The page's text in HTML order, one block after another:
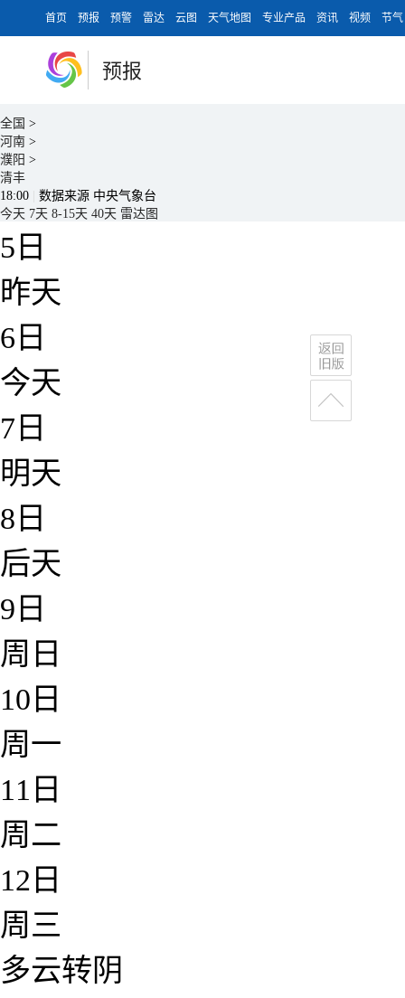
首页 预报 预警 雷达 云图 天气地图 专业产品 资讯 视频 节气
预报
全国 >
河南 >
濮阳 >
清丰
18:00
数据来源 中央气象台
今天 7天 8-15天 40天 雷达图
5日
昨天
6日
今天
7日
明天
8日
后天
9日
周日
10日
周一
11日
周二
12日
周三
多云转阴